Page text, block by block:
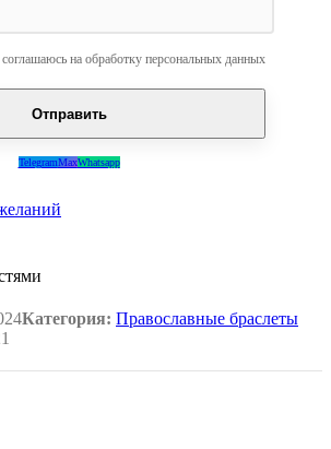
пустым.на обработку персональных данных
TelegramMaxWhatsapp
Категория: Православные браслеты